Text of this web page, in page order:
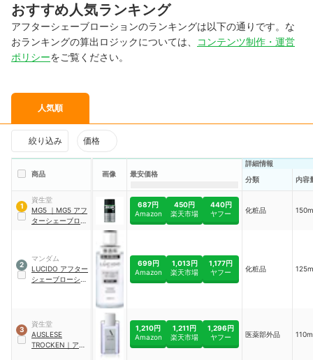
おすすめ人気ランキング
アフターシェーブローションのランキングは以下の通りです。な
おランキングの算出ロジックについては、
コンテンツ制作・運営
ポリシーをご覧ください。
人気順
絞り込み 価格
商品 画像 最安価格
詳細情報
分類
内容
1
資生堂
MG5 ｜ MG5 アフ
ターシェーブロー
687円
Amazon
450円
楽天市場
440円
ヤフー
化粧品
2
マンダム
LUCIDO アフター
シェーブローショ
699円
Amazon
1,013円
楽天市場
1,177円
ヤフー
化粧品
3
資生堂
AUSLESE
TROCKEN ｜ アウ
1,210円
Amazon
1,211円
楽天市場
1,296円
ヤフー
医薬部外品